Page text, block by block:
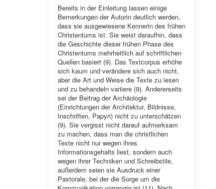
Bereits in der Einleitung lassen einige
Bemerkungen der Autorin deutlich werden,
dass sie ausgewiesene Kennerin des frühen
Christentums ist. Sie weist daraufhin, dass
die Geschichte dieser frühen Phase des
Christentums mehrheitlich auf schriftlichen
Quellen basiert (9). Das Textcorpus erhöhe
sich kaum und verändere sich auch nicht,
aber die Art und Weise die Texte zu lesen
und zu behandeln variiere (9). Andererseits
sei der Beitrag der Archäologie
(Einrichtungen der Architektur, Bildnisse,
Inschriften, Papyri) nicht zu unterschätzen
(9). Sie vergisst nicht darauf aufmerksam
zu machen, dass man die christlichen
Texte nicht nur wegen ihres
Informationsgehalts liest, sondern auch
wegen ihrer Techniken und Schreibstile,
außerdem seien sie Ausdruck einer
Pastorale, bei der die Sorge um die